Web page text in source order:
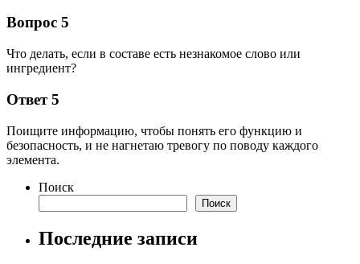
Вопрос 5
Что делать, если в составе есть незнакомое слово или
ингредиент?
Ответ 5
Поищите информацию, чтобы понять его функцию и
безопасность, и не нагнетаю тревогу по поводу каждого
элемента.
Поиск
Поиск
Последние записи